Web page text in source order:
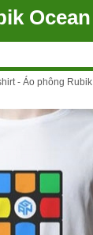
Ocean
- Áo phông Rubik